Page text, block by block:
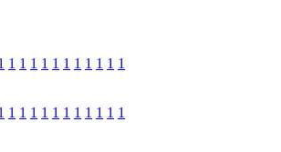
1 1 1 1 1 1 1 1 1 1 1
1 1 1 1 1 1 1 1 1 1 1